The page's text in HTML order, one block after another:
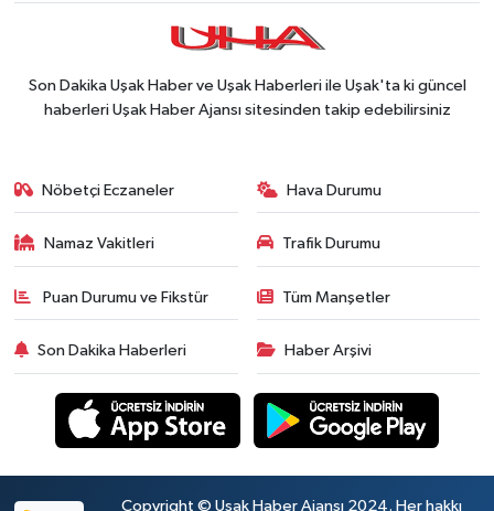
Son Dakika Uşak Haber ve Uşak Haberleri ile Uşak'ta ki güncel
haberleri Uşak Haber Ajansı sitesinden takip edebilirsiniz
Nöbetçi Eczaneler Hava Durumu
Namaz Vakitleri Trafik Durumu
Puan Durumu ve Fikstür Tüm Manşetler
Son Dakika Haberleri Haber Arşivi
Copyright © Uşak Haber Ajansı 2024. Her hakkı